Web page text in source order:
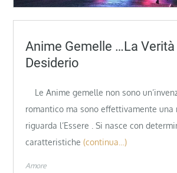
Anime Gemelle …la Verità
Desiderio
Le Anime gemelle non sono
romantico ma sono effettivamente una
riguarda l’Essere . Si nasce con
caratteristiche (continua…)
Amore